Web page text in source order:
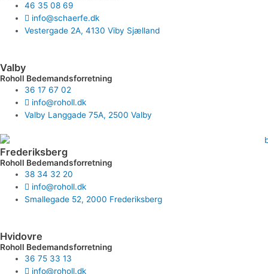
46 35 08 69
info@schaerfe.dk
Vestergade 2A, 4130 Viby Sjælland
Valby
Roholl Bedemandsforretning
36 17 67 02
info@roholl.dk
Valby Langgade 75A, 2500 Valby
Frederiksberg
Roholl Bedemandsforretning
38 34 32 20
info@roholl.dk
Smallegade 52, 2000 Frederiksberg
Hvidovre
Roholl Bedemandsforretning
36 75 33 13
info@roholl.dk